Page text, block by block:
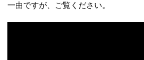
一曲ですが、ご覧ください。